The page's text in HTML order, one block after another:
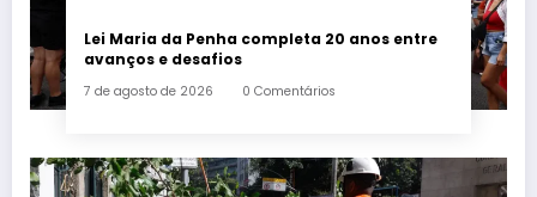
Lei Maria da Penha completa 20 anos entre
avanços e desafios
7 de agosto de 2026 0 Comentários